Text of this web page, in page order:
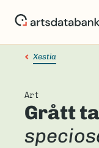
Xestia
Art
Grått